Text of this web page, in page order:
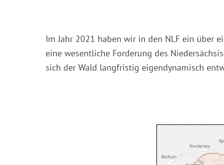
Im Jahr 2021 haben wir in den NLF ein über
eine wesentliche Forderung des
sich der Wald langfristig eigendynamisch